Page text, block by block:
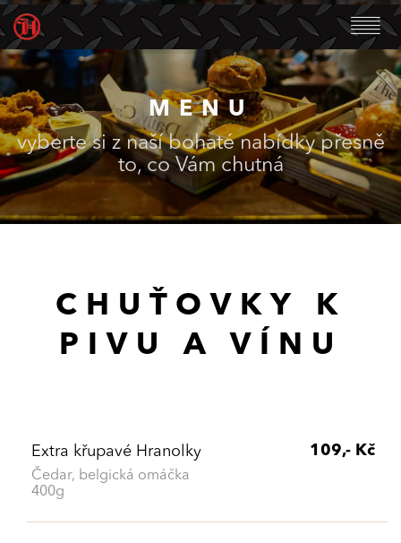
MENU
vyberte si z naší bohaté nabídky přesně
to, co Vám chutná
CHUŤOVKY K
PIVU A VÍNU
Extra křupavé Hranolky
Čedar, belgická omáčka
400g
109,- Kč